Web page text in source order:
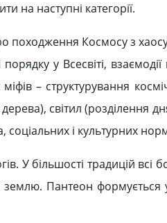
на наступні категорії.
походження Космосу з
у Всесвіті,
– структурування
світил (розділення
соціальних і культурних
У більшості традицій
землю. Пантеон